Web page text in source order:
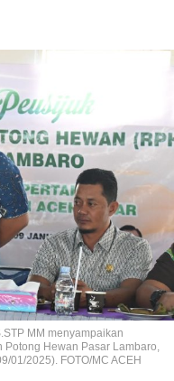
MM menyampaikan
Hewan Pasar Lambaro,
01/2025). FOTO/MC ACEH